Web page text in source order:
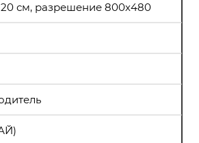
20 см, разрешение 800х480